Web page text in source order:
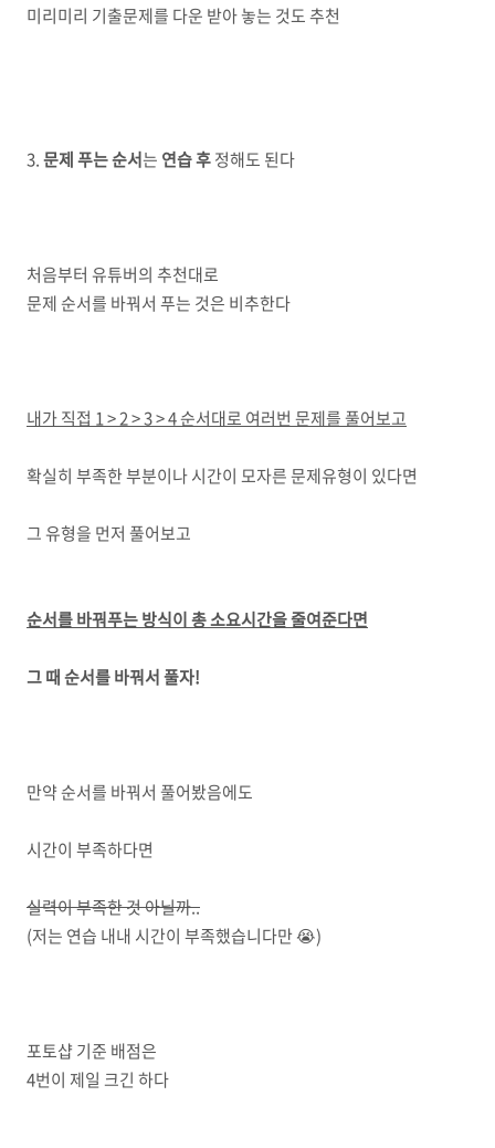
미리미리 기출문제를 다운 받아 놓는 것도 추천
3.문제 푸는 순서는 연습 후정해도 된다
처음부터 유튜버의 추천대로
문제 순서를 바꿔서 푸는 것은 비추한다
내가 직접 1 > 2 > 3 > 4 순서대로 여러번 문제를 풀어보고
확실히 부족한 부분이나 시간이 모자른 문제유형이 있다면
그 유형을 먼저 풀어보고
순서를 바꿔푸는 방식이 총 소요시간을 줄여준다면
그 때 순서를 바꿔서 풀자!
만약 순서를 바꿔서 풀어봤음에도
시간이 부족하다면
실력이 부족한 것 아닐까..
(저는 연습 내내 시간이 부족했습니다만 😭)
포토샵 기준 배점은
4번이 제일 크긴 하다